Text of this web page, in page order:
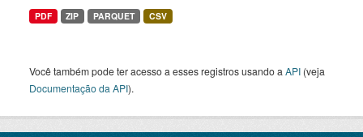
PDF ZIP PARQUET CSV
Você também pode ter acesso a esses registros usando a API (veja
Documentação da API).